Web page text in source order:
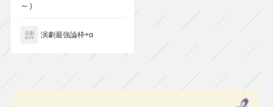
～）
演劇最強論枠+α